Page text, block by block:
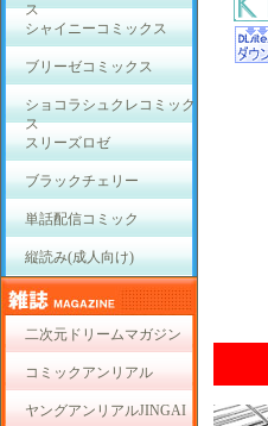
ス
シャイニーコミックス
ブリーゼコミックス
ショコラシュクレコミック
ス
スリーズロゼ
ブラックチェリー
単話配信コミック
縦読み(成人向け)
二次元ドリームマガジン
コミックアンリアル
ヤングアンリアルJINGAI